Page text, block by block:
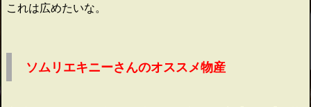
これは広めたいな。
ソムリエキニーさんのオススメ物産